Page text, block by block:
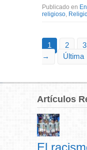
Publicado en
religioso,
1 2 3
→
Última
Artículos
El